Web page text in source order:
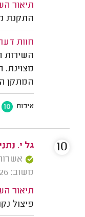
תיאור
התקנת
חוות
השירות
מצוינת.
המתקן
איכות 10
גל י.
אשרור: 02/08/
משוב: 07/01/2026
תיאור
פיצול
10